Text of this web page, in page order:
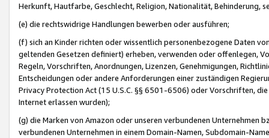
Herkunft, Hautfarbe, Geschlecht, Religion, Nationalität, Behinderung,
(e) die rechtswidrige Handlungen bewerben oder ausführen;
(f) sich an Kinder richten oder wissentlich personenbezogene Daten
geltenden Gesetzen definiert) erheben, verwenden oder offenlegen,
Regeln, Vorschriften, Anordnungen, Lizenzen, Genehmigungen,
Entscheidungen oder andere Anforderungen einer zuständigen
Privacy Protection Act (15 U.S.C. §§ 6501-6506) oder Vorschriften,
Internet erlassen wurden);
(g) die Marken von Amazon oder unseren verbundenen Unternehmen
verbundenen Unternehmen in einem Domain-Namen, Subdomain-